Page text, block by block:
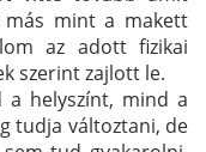
más mint a makett
az adott fizikai
szerint zajlott le.
a helyszínt, mind a
tudja változtani, de